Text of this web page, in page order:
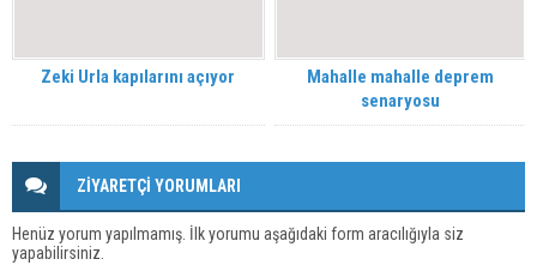
Zeki Urla kapılarını açıyor
Mahalle mahalle deprem
senaryosu
ZİYARETÇİ YORUMLARI
Henüz yorum yapılmamış. İlk yorumu aşağıdaki form aracılığıyla siz
yapabilirsiniz.